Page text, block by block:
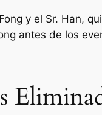
y el Sr. Han,
antes de los